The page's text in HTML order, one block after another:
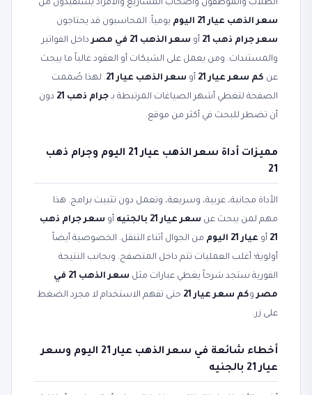
الطلاب والموظفون وأصحاب المشاريع والأفراد يستفيدون من
سعر الذهب عيار 21 اليوم
يومياً. المحاسبون قد يحتاجون
سعر جرام ذهب 21
أو سعر الذهب 21 في مصر
داخل الفواتير
والمستندات. ومن يعمل على الشيكات أو العقود غالباً ما يبحث
عن كم سعر عيار 21 أو سعر الذهب عيار 21
. لهذا صُممت
الصفحة لتغطي أشهر الصياغات المرتبطة بـ جرام ذهب 21
دون
أن تضطر للبحث في أكثر من موقع.
مميزات أداة سعر الذهب عيار 21 اليوم وجرام ذهب
21
الأداة مجانية، عربية، وسريعة، وتعمل دون تثبيت برامج. هذا
مهم لمن يبحث عن سعر عيار 21 بالجنيه أو سعر جرام ذهب
21 أو عيار 21 اليوم
من الجوال أثناء التنقل. الخصوصية أيضاً
أولوية؛ أغلب العمليات تتم داخل المتصفح. وبجانب النتيجة
الفورية ستجد شرحاً يغطي عبارات مثل
سعر الذهب 21 في
مصروكم سعر عيار 21
حتى تفهم الاستخدام لا مجرد الضغط
على زر.
أخطاء شائعة في سعر الذهب عيار 21 اليوم وسعر
عيار 21 بالجنيه